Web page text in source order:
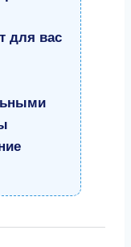
для вас